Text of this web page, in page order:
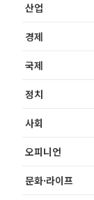
산업
경제
국제
정치
사회
오피니언
문화·라이프